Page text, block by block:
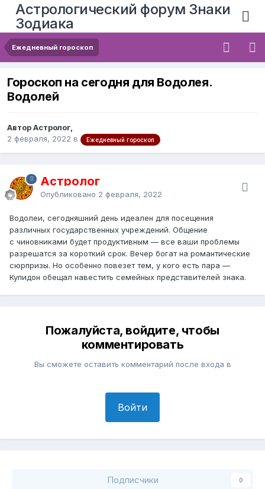
Астрологический форум Знаки
Зодиака
Ежедневный гороскоп
Гороскоп на сегодня для Водолея.
Водолей
Автор Астролог,
2 февраля, 2022 в Ежедневный гороскоп
Астролог
Опубликовано 2 февраля, 2022
Водолеи, сегодняшний день идеален для посещения
различных государственных учреждений. Общение
с чиновниками будет продуктивным — все ваши проблемы
разрешатся за короткий срок. Вечер богат на романтические
сюрпризы. Но особенно повезет тем, у кого есть пара —
Купидон обещал навестить семейных представителей знака.
Пожалуйста, войдите, чтобы
комментировать
Вы сможете оставить комментарий после входа в
Войти
Подписчики 0